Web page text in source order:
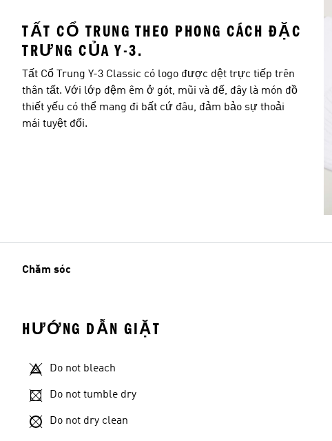
TẤT CỔ TRUNG THEO PHONG CÁCH ĐẶC
TRƯNG CỦA Y-3.
Tất Cổ Trung Y-3 Classic có logo được dệt trực tiếp trên
thân tất. Với lớp đệm êm ở gót, mũi và đế, đây là món đồ
thiết yếu có thể mang đi bất cứ đâu, đảm bảo sự thoải
mái tuyệt đối.
Chăm sóc
HƯỚNG DẪN GIẶT
Do not bleach
Do not tumble dry
Do not dry clean